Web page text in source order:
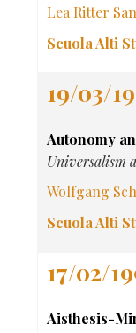
Lea Ritter
Scuola Alti
19/03/
Autonomy
Universalism
Wolfgang
Scuola Alti
17/02/
Aisthesis-